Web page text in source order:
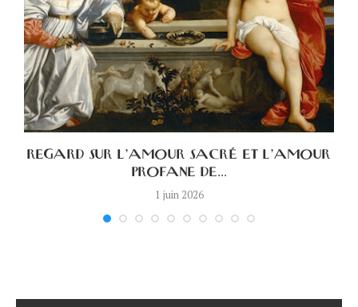
REGARD SUR L’AMOUR SACRÉ ET L’AMOUR
PROFANE DE...
1 juin 2026